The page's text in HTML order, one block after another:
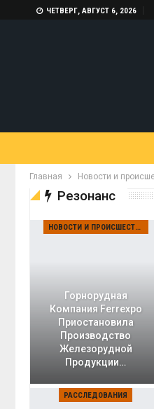
ЧЕТВЕРГ, АВГУСТ 6, 2026
Главная Новости и
Резонанс
НОВОСТИ И ПРОИСШЕСТВИЯ
Горнорудная
Компания Ferrexpo
Приостановила
Производство
Железорудной
Продукции…
РАССЛЕДОВАНИЯ